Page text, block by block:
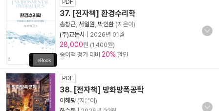
PDF
37. [전자책] 환경수리학
송창근 서일원 박인환 (지은이)
(주)교문사
2026년 01월
28,000원 (1,400원)
종이책 정가 대비 20% 할인
PDF
38. [전자책] 방화방폭공학
이해평 (지은이)